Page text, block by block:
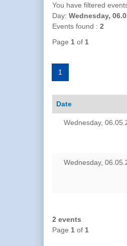
You have filtered
Day: Wednesday,
Events found : 2
Page 1 of 1
1
Date
Wednesday,
Wednesday,
2 events
Page 1 of 1